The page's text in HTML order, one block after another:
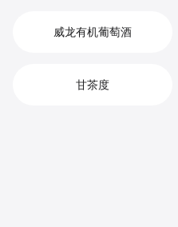
威龙有机葡萄酒
甘茶度